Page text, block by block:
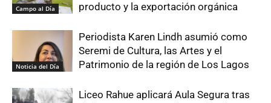
Campo al Día
producto y la exportación orgánica
Noticia del Día
Periodista Karen Lindh asumió como
Seremi de Cultura, las Artes y el
Patrimonio de la región de Los Lagos
Liceo Rahue aplicará Aula Segura tras